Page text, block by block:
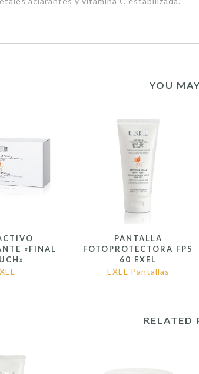
YOU
«FINAL
PANTALLA
FOTOPROTECTORA FPS
60 EXEL
EXEL Pantallas
RELATED